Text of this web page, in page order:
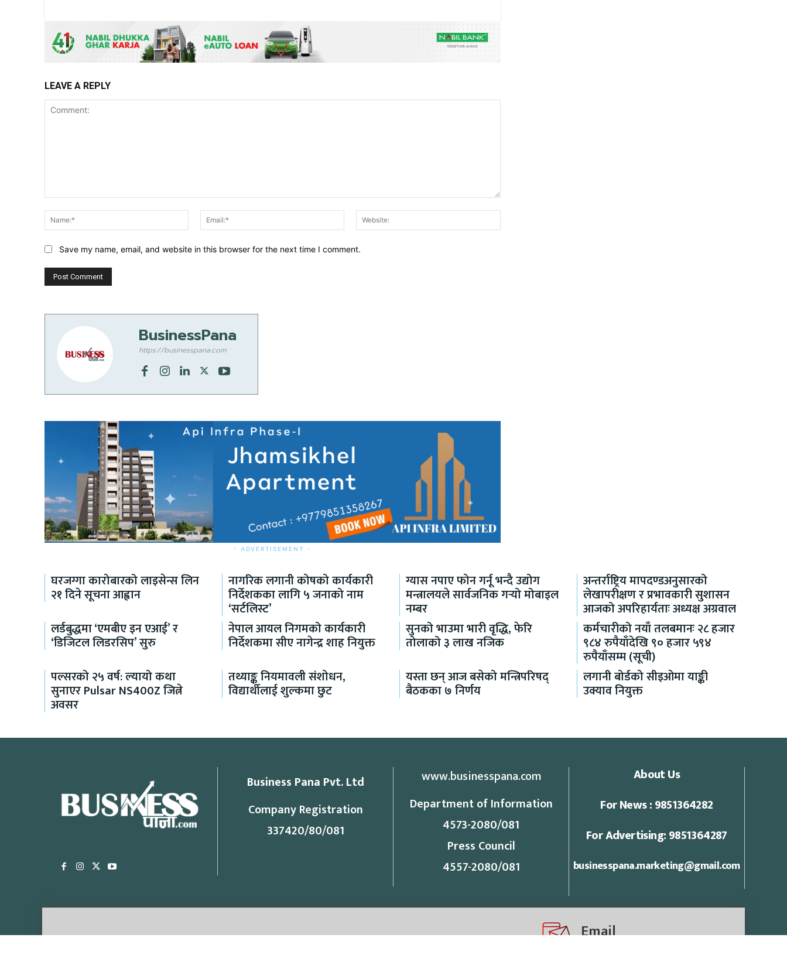
LEAVE A REPLY
Name:*
Email:*
Save my name, email, and website in this browser for the next time I comment.
BusinessPana
https://businesspana.com
- ADVERTISEMENT -
घरजग्गा कारोबारको लाइसेन्स लिन
२१ दिने सूचना आह्वान
नागरिक लगानी कोषको कार्यकारी
निर्देशकका लागि ५ जनाको नाम
‘सर्टलिस्ट’
ग्यास नपाए फोन गर्नू भन्दै उद्योग
मन्त्रालयले सार्वजनिक गर्‍यो मोबाइल
नम्बर
अन्तर्राष्ट्रिय मापदण्डअनुसारको
लेखापरीक्षण र प्रभावकारी सुशासन
आजको अपरिहार्यताः अध्यक्ष अग्रवाल
लर्डबुद्धमा ‘एमबीए इन एआई’ र
‘डिजिटल लिडरसिप’ सुरु
नेपाल आयल निगमको कार्यकारी
निर्देशकमा सीए नागेन्द्र शाह नियुक्त
सुनको भाउमा भारी वृद्धि, फेरि
तोलाको ३ लाख नजिक
कर्मचारीको नयाँ तलबमानः २८ हजार
९८४ रुपैयाँदेखि ९० हजार ५९४
रुपैयाँसम्म (सूची)
पल्सरको २५ वर्ष: ल्यायो कथा
सुनाएर Pulsar NS400Z जित्ने
अवसर
तथ्याङ्क नियमावली संशोधन,
विद्यार्थीलाई शुल्कमा छुट
यस्ता छन् आज बसेको मन्त्रिपरिषद्
बैठकका ७ निर्णय
लगानी बोर्डको सीइओमा याङ्की
उक्याव नियुक्त
Business Pana Pvt. Ltd
Company Registration
337420/80/081
www.businesspana.com
Department of Information
4573-2080/081
Press Council
4557-2080/081
About Us
For News : 9851364282
For Advertising: 9851364287
businesspana.marketing@gmail.com
Email